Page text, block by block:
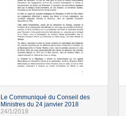
Le Communiqué du Conseil des
Ministres du 24 janvier 2018
24/1/2018